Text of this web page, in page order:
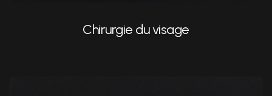
Chirurgie du visage